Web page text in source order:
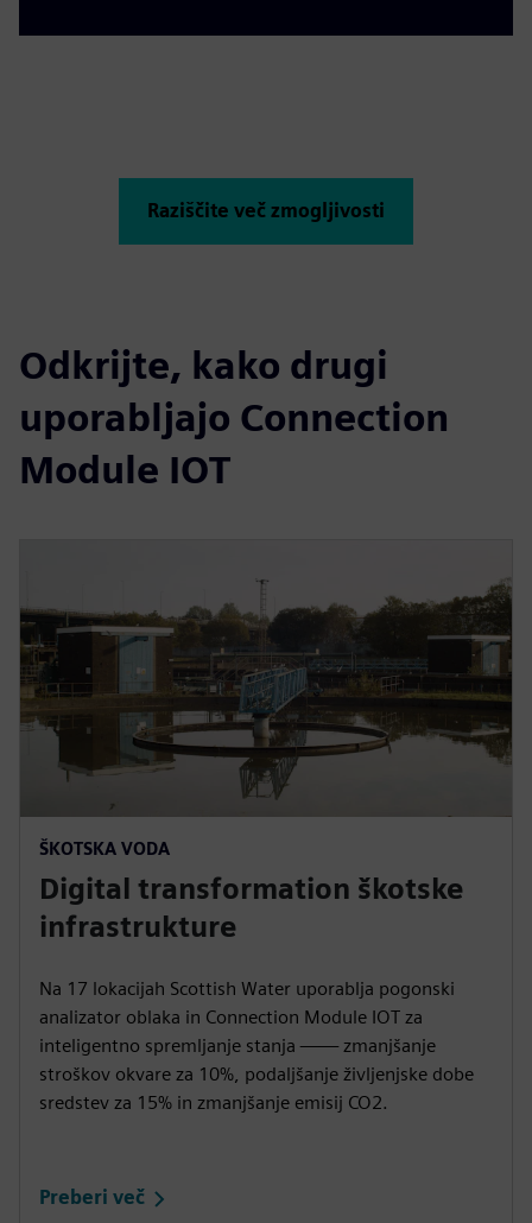
Raziščite več zmogljivosti
Odkrijte, kako drugi
uporabljajo Connection
Module IOT
ŠKOTSKA VODA
Digital transformation škotske
infrastrukture
Na 17 lokacijah Scottish Water uporablja pogonski
analizator oblaka in Connection Module IOT za
inteligentno spremljanje stanja —— zmanjšanje
stroškov okvare za 10%, podaljšanje življenjske dobe
sredstev za 15% in zmanjšanje emisij CO2.
Preberi več